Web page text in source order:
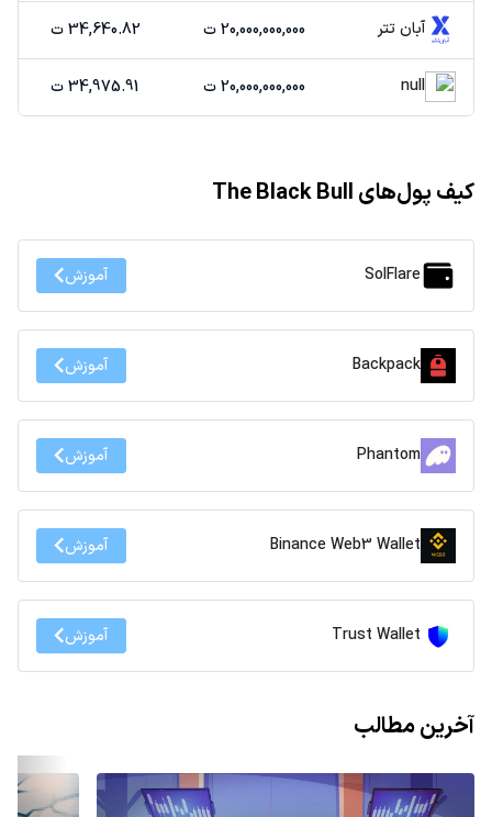
آبان تتر 20,000,000,000 ت 34,640.82 ت
null 20,000,000,000 ت 34,975.91 ت
کیف پول‌های The Black Bull
SolFlare آموزش
Backpack آموزش
Phantom آموزش
Binance Web3 Wallet آموزش
Trust Wallet آموزش
آخرین مطالب